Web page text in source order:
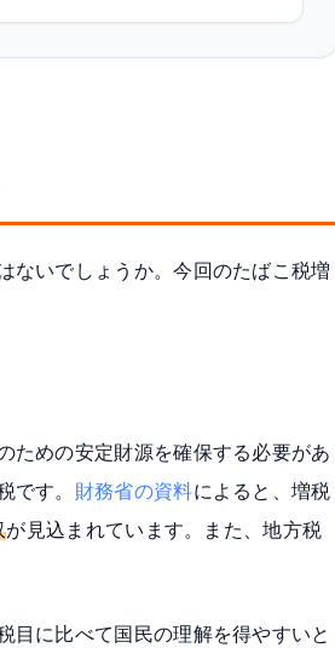
ないでしょうか。今回のたばこ税増
ための安定財源を確保する必要があ
です。 財務省の資料によると、増税
が見込まれています。また、地方税
目に比べて国民の理解を得やすいと